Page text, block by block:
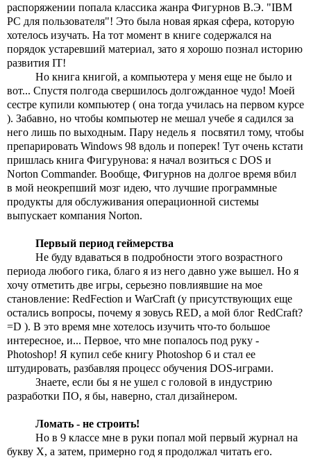
распоряжении попала классика жанра Фигурнов В.Э. "IBM
PC для пользователя"! Это была новая яркая сфера, которую
хотелось изучать. На тот момент в книге содержался на
порядок устаревший материал, зато я хорошо познал историю
развития IT!
Но книга книгой, а компьютера у меня еще не было и
вот... Спустя полгода свершилось долгожданное чудо! Моей
сестре купили компьютер ( она тогда училась на первом курсе
). Забавно, но чтобы компьютер не мешал учебе я садился за
него лишь по выходным. Пару недель я  посвятил тому, чтобы
препарировать Windows 98 вдоль и поперек! Тут очень кстати
пришлась книга Фигурунова: я начал возиться с DOS и
Norton Commander. Вообще, Фигурнов на долгое время вбил
в мой неокрепший мозг идею, что лучшие программные
продукты для обслуживания операционной системы
выпускает компания Norton.
Первый период геймерства
Не буду вдаваться в подробности этого возрастного
периода любого гика, благо я из него давно уже вышел. Но я
хочу отметить две игры, серьезно повлиявшие на мое
становление: RedFection и WarCraft (у присутствующих еще
остались вопросы, почему я зовусь RED, а мой блог RedCraft?
=D ). В это время мне хотелось изучить что-то большое
интересное, и... Первое, что мне попалось под руку -
Photoshop! Я купил себе книгу Photoshop 6 и стал ее
штудировать, разбавляя процесс обучения DOS-играми.
Знаете, если бы я не ушел с головой в индустрию
разработки ПО, я бы, наверно, стал дизайнером.
Ломать - не строить!
Но в 9 классе мне в руки попал мой первый журнал на
букву Х, а затем, примерно год я продолжал читать его.